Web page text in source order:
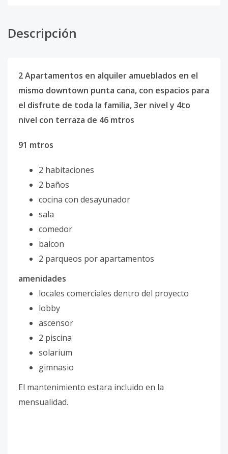
Descripción
2 Apartamentos en alquiler amueblados en el
mismo downtown punta cana, con espacios para
el disfrute de toda la familia, 3er nivel y 4to
nivel con terraza de 46 mtros
91 mtros
2 habitaciones
2 baños
cocina con desayunador
sala
comedor
balcon
2 parqueos por apartamentos
amenidades
locales comerciales dentro del proyecto
lobby
ascensor
2 piscina
solarium
gimnasio
El mantenimiento estara incluido en la
mensualidad.